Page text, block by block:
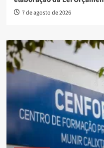
7 de agosto de 2026